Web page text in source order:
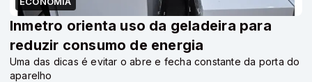
Inmetro orienta uso da geladeira para
reduzir consumo de energia
Uma das dicas é evitar o abre e fecha constante da porta do
aparelho